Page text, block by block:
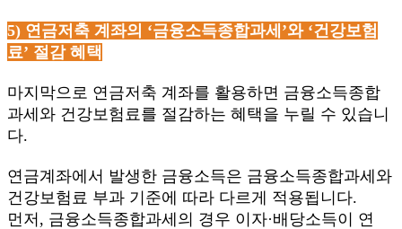
5) 연금저축 계좌의 ‘금융소득종합과세’와 ‘건강보험
료’ 절감 혜택
마지막으로 연금저축 계좌를 활용하면 금융소득종합
과세와 건강보험료를 절감하는 혜택을 누릴 수 있습니
다.
연금계좌에서 발생한 금융소득은 금융소득종합과세와
건강보험료 부과 기준에 따라 다르게 적용됩니다.
먼저, 금융소득종합과세의 경우 이자·배당소득이 연